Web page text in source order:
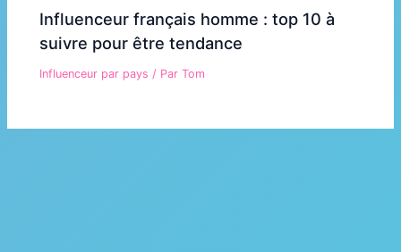
Influenceur français homme : top 10 à
suivre pour être tendance
Influenceur par pays / ParTom